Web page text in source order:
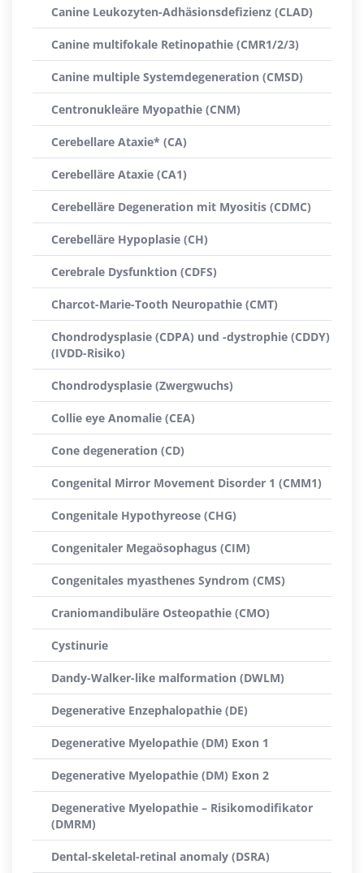
Canine Leukozyten-Adhäsionsdefizienz (CLAD)
Canine multifokale Retinopathie (CMR1/2/3)
Canine multiple Systemdegeneration (CMSD)
Centronukleäre Myopathie (CNM)
Cerebellare Ataxie* (CA)
Cerebelläre Ataxie (CA1)
Cerebelläre Degeneration mit Myositis (CDMC)
Cerebelläre Hypoplasie (CH)
Cerebrale Dysfunktion (CDFS)
Charcot-Marie-Tooth Neuropathie (CMT)
Chondrodysplasie (CDPA) und -dystrophie (CDDY)
(IVDD-Risiko)
Chondrodysplasie (Zwergwuchs)
Collie eye Anomalie (CEA)
Cone degeneration (CD)
Congenital Mirror Movement Disorder 1 (CMM1)
Congenitale Hypothyreose (CHG)
Congenitaler Megaösophagus (CIM)
Congenitales myasthenes Syndrom (CMS)
Craniomandibuläre Osteopathie (CMO)
Cystinurie
Dandy-Walker-like malformation (DWLM)
Degenerative Enzephalopathie (DE)
Degenerative Myelopathie (DM) Exon 1
Degenerative Myelopathie (DM) Exon 2
Degenerative Myelopathie – Risikomodifikator
(DMRM)
Dental-skeletal-retinal anomaly (DSRA)